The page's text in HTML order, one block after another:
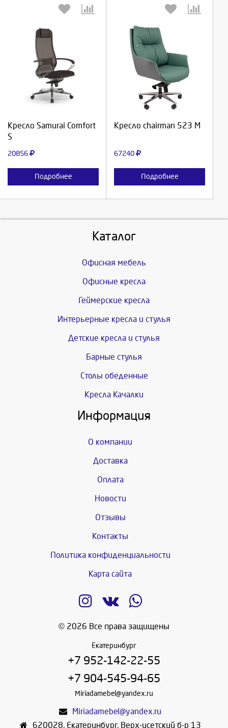
Кресло Samurai Comfort
S
20856
Подробнее
Выберите количество:
Кресло chairman 523 М
67240
Подробнее
Выберите количество:
Каталог
Офисная мебель
Офисные кресла
Геймерские кресла
Интерьерные кресла и стулья
Детские кресла и стулья
Барные стулья
Столы обеденные
Кресла Качалки
Информация
О компании
Доставка
Оплата
Новости
Отзывы
Контакты
Политика конфиденциальности
Карта сайта
© 2026 Все права защищены
Екатеринбург
+7 952-142-22-55
+7 904-545-94-65
Miriadamebel@yandex.ru
Miriadamebel@yandex.ru
620028, Екатеринбург, Верх-исетский б-р 13